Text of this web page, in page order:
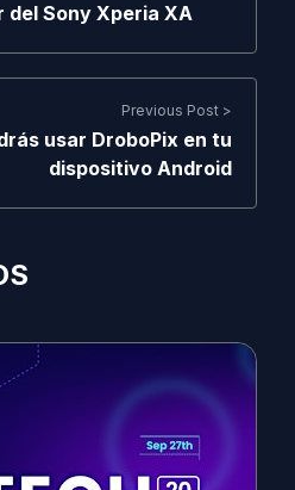
Sony Xperia XA
Previous Post >
usar DroboPix en tu
dispositivo Android